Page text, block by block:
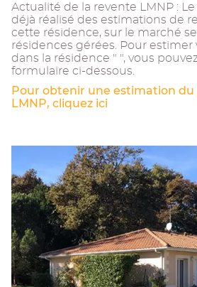
Actualité de la revente LMNP :
déjà réalisé des estimations de
cette résidence, sur le marché
résidences gérées. Pour estimer
dans la résidence " ", vous
formulaire ci-dessous.
Pour obtenir une estimation du
LMNP, cliquez ici